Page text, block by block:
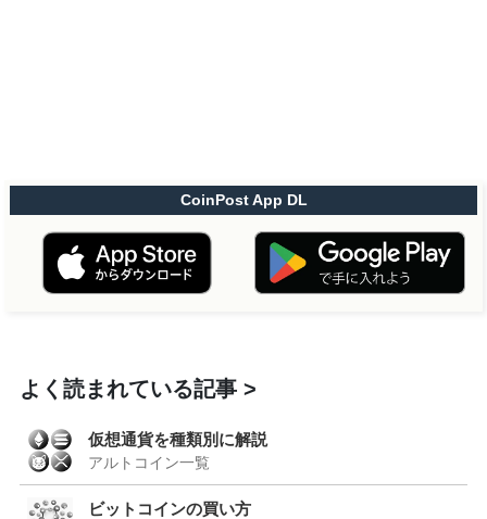
CoinPost App DL
よく読まれている記事
仮想通貨を種類別に解説
アルトコイン一覧
ビットコインの買い方